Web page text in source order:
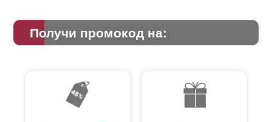
Получи промокод на: